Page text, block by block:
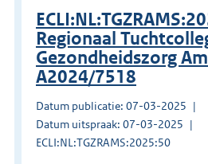
Regionaal
Gezondheidszorg
A2024/7518
Datum publicatie: 07-03-2025
Datum uitspraak: 07-03-2025
ECLI:NL:TGZRAMS:2025:50